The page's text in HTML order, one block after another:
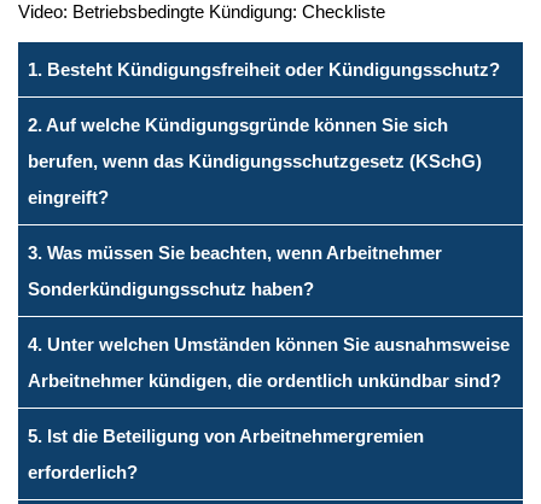
Video: Betriebsbedingte Kündigung: Checkliste
1. Besteht Kündigungsfreiheit oder Kündigungsschutz?
2. Auf welche Kündigungsgründe können Sie sich
berufen, wenn das Kündigungsschutzgesetz (KSchG)
eingreift?
3. Was müssen Sie beachten, wenn Arbeitnehmer
Sonderkündigungsschutz haben?
4. Unter welchen Umständen können Sie ausnahmsweise
Arbeitnehmer kündigen, die ordentlich unkündbar sind?
5. Ist die Beteiligung von Arbeitnehmergremien
erforderlich?